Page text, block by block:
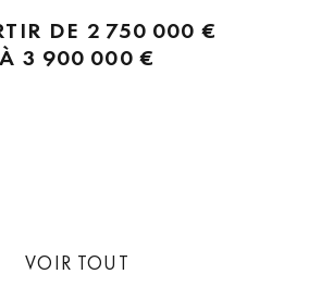
renommés Roger Torras et Ignacio
de l’Hôtel Finca Cortesin, le projet...
DE 2 750 000 €
À 3 900 000 €
VOIR TOUT